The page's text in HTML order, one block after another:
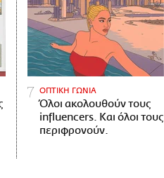
ΟΠΤΙΚΗ ΓΩΝΙΑ
Όλοι ακολουθούν τους
influencers. Και όλοι τους
περιφρονούν.